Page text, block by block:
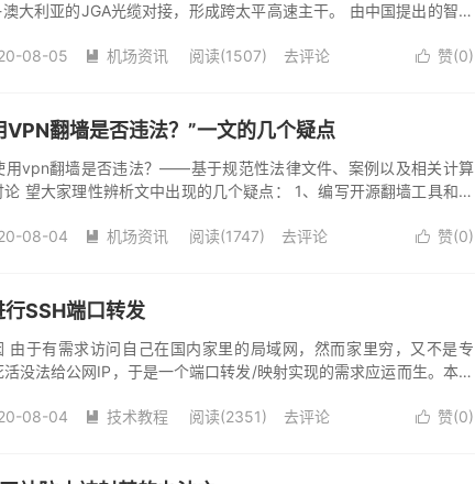
大利亚的JGA光缆对接，形成跨太平高速主干。 由中国提出的智利
 赞(0)
08-05  机场资讯 阅读(1507) 去评论
VPN翻墙是否违法？”一文的几个疑点
用vpn翻墙是否违法？——基于规范性法律文件、案例以及相关计算
望大家理性辨析文中出现的几个疑点： 1、编写开源翻墙工具和提
 赞(0)
08-04  机场资讯 阅读(1747) 去评论
SSH端口转发
于有需求访问自己在国内家里的局域网，然而家里穷，又不是专
没法给公网IP，于是一个端口转发/映射实现的需求应运而生。本来
 赞(0)
08-04  技术教程 阅读(2351) 去评论